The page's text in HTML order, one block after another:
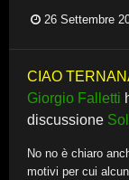
26 Settembre
CIAO
Giorgio Falletti
discussione
No no è chiaro
motivi per cui